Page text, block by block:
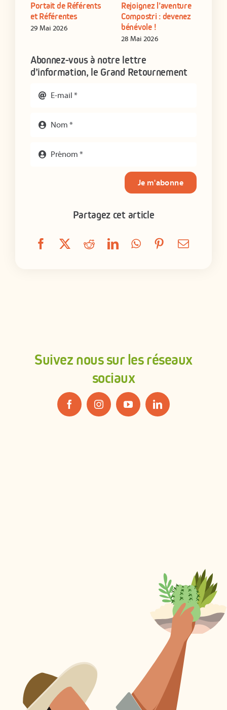
Portait de Référents
et Référentes
29 Mai 2026
Rejoignez l’aventure
Compostri : devenez
bénévole !
28 Mai 2026
Abonnez-vous à notre lettre
d’information, le Grand Retournement
Je m'abonne
Partagez cet article
Suivez nous sur les réseaux
sociaux